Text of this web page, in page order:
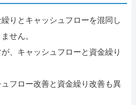
りとキャッシュフローを混同し
せん。
、キャッシュフローと資金繰り
フロー改善と資金繰り改善も異